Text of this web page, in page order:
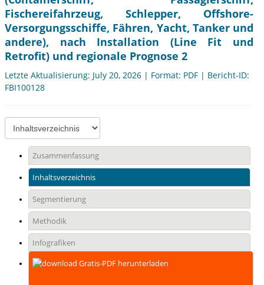
Fischereifahrzeug, Schlepper, Offshore-
Versorgungsschiffe, Fähren, Yacht, Tanker und
andere), nach Installation (Line Fit und
Retrofit) und regionale Prognose 2
Letzte Aktualisierung: July 20, 2026 | Format: PDF | Bericht-ID:
FBI100128
Zusammenfassung
Inhaltsverzeichnis
Segmentierung
Methodik
Infografiken
Gratis-PDF herunterladen